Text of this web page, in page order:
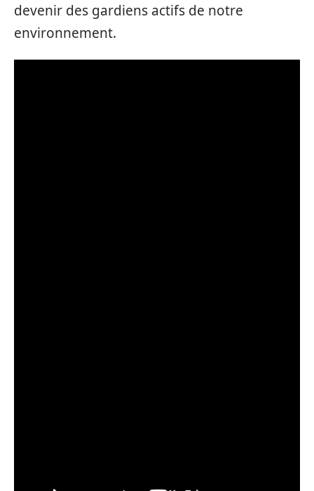
devenir des gardiens actifs de notre
environnement.